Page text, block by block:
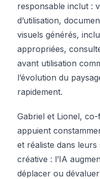
responsable inclut :
d’utilisation,
visuels générés,
appropriées,
avant utilisation
l’évolution du
rapidement.
Gabriel et Lionel,
appuient
et réaliste dans
créative : l’IA
déplacer ou